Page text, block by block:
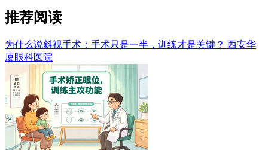
推荐阅读
为什么说斜视手术：手术只是一半，训练才是关键？ 西安华
厦眼科医院